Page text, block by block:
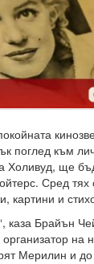
поглед към
Холивуд, ще
Сред тях
картини и
каза Брайън
на
Мерилин и до